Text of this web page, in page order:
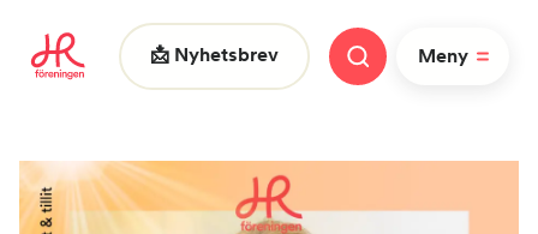
📩 Nyhetsbrev Meny
Vad letar du efter?